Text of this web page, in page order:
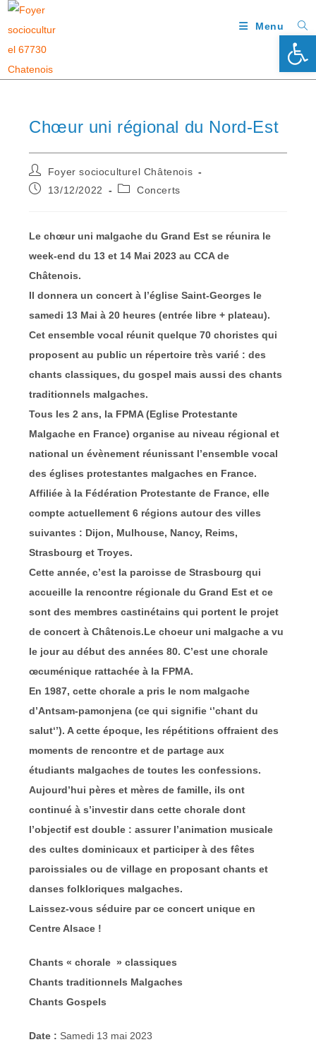
Menu
Chœur uni régional du Nord-Est
Foyer socioculturel Châtenois
13/12/2022
Concerts
Le chœur uni malgache du Grand Est se réunira le
week-end du 13 et 14 Mai 2023 au CCA de
Châtenois.
Il donnera un concert à l’église Saint-Georges le
samedi 13 Mai à 20 heures (entrée libre + plateau).
Cet ensemble vocal réunit quelque 70 choristes qui
proposent au public un répertoire très varié : des
chants classiques, du gospel mais aussi des chants
traditionnels malgaches.
Tous les 2 ans, la FPMA (Eglise Protestante
Malgache en France) organise au niveau régional et
national un évènement réunissant l’ensemble vocal
des églises protestantes malgaches en France.
Affiliée à la Fédération Protestante de France, elle
compte actuellement 6 régions autour des villes
suivantes : Dijon, Mulhouse, Nancy, Reims,
Strasbourg et Troyes.
Cette année, c’est la paroisse de Strasbourg qui
accueille la rencontre régionale du Grand Est et ce
sont des membres castinétains qui portent le projet
de concert à Châtenois.Le choeur uni malgache a vu
le jour au début des années 80. C’est une chorale
œcuménique rattachée à la FPMA.
En 1987, cette chorale a pris le nom malgache
d’Antsam-pamonjena (ce qui signifie ‘’chant du
salut‘’). A cette époque, les répétitions offraient des
moments de rencontre et de partage aux
étudiants malgaches de toutes les confessions.
Aujourd’hui pères et mères de famille, ils ont
continué à s’investir dans cette chorale dont
l’objectif est double : assurer l’animation musicale
des cultes dominicaux et participer à des fêtes
paroissiales ou de village en proposant chants et
danses folkloriques malgaches.
Laissez-vous séduire par ce concert unique en
Centre Alsace !
Chants « chorale » classiques
Chants traditionnels Malgaches
Chants Gospels
Date : Samedi 13 mai 2023